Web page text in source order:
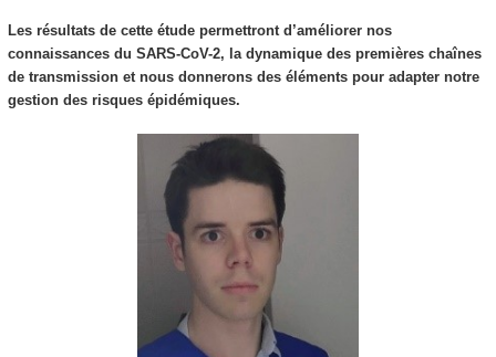
Les résultats de cette étude permettront d’améliorer nos
connaissances du SARS-CoV-2, la dynamique des premières chaînes
de transmission et nous donnerons des éléments pour adapter notre
gestion des risques épidémiques.